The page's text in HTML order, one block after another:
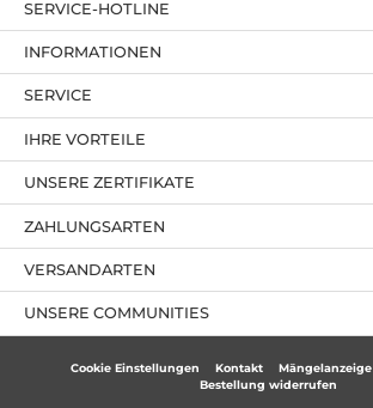
SERVICE-HOTLINE
IHRE VORTEILE
ZAHLUNGSARTEN
UNSERE ZERTIFIKATE
INFORMATIONEN
SERVICE
UNSERE COMMUNITIES
VERSANDARTEN
Cookie Einstellungen Kontakt Mängelanzeige
Bestellung widerrufen